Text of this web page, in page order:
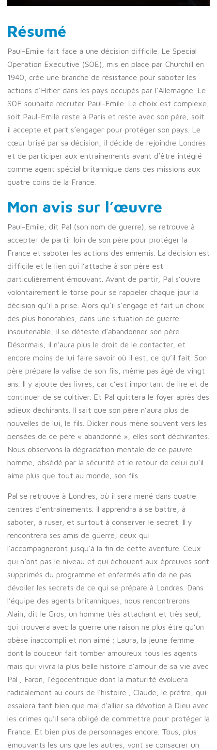
Résumé
Paul-Emile fait face à une décision difficile. Le Special
Operation Executive (SOE), mis en place par Churchill en
1940, crée une branche de résistance pour saboter les
actions d’Hitler dans les pays occupés par l’Allemagne. Le
SOE souhaite recruter Paul-Emile. Le choix est complexe,
soit Paul-Emile reste à Paris et reste avec son père, soit
il accepte et part s’engager pour protéger son pays. Le
cœur brisé par sa décision, il décide de rejoindre Londres
et de participer aux entrainements avant d’être intégré
comme agent spécial britannique dans des missions aux
quatre coins de la France.
Mon avis sur l’œuvre
Paul-Emile, dit Pal (son nom de guerre), se retrouve à
accepter de partir loin de son père pour protéger la
France et saboter les actions des ennemis. La décision est
difficile et le lien qui l’attache à son père est
particulièrement émouvant. Avant de partir, Pal s’ouvre
volontairement le torse pour se rappeler chaque jour la
décision qu’il a prise. Alors qu’il s’engage et fait un choix
des plus honorables, dans une situation de guerre
insoutenable, il se déteste d’abandonner son père.
Désormais, il n’aura plus le droit de le contacter, et
encore moins de lui faire savoir où il est, ce qu’il fait. Son
père prépare la valise de son fils, même pas âgé de vingt
ans. Il y ajoute des livres, car c’est important de lire et de
continuer de se cultiver. Et Pal quittera le foyer après des
adieux déchirants. Il sait que son père n’aura plus de
nouvelles de lui, le fils. Dicker nous mène souvent vers les
pensées de ce père « abandonné », elles sont déchirantes.
Nous observons la dégradation mentale de ce pauvre
homme, obsédé par la sécurité et le retour de celui qu’il
aime plus que tout au monde, son fils.
Pal se retrouve à Londres, où il sera mené dans quatre
centres d’entraînements. Il apprendra à se battre, à
saboter, à ruser, et surtout à conserver le secret. Il y
rencontrera ses amis de guerre, ceux qui
l’accompagneront jusqu’à la fin de cette aventure. Ceux
qui n’ont pas le niveau et qui échouent aux épreuves sont
supprimés du programme et enfermés afin de ne pas
dévoiler les secrets de ce qui se prépare à Londres. Dans
l’équipe des agents britanniques, nous rencontrerons
Alain, dit le Gros, un homme très attachant et très seul,
qui trouvera avec la guerre une raison ne plus être qu’un
obèse inaccompli et non aimé ; Laura, la jeune femme
dont la douceur fait tomber amoureux tous les agents
mais qui vivra la plus belle histoire d’amour de sa vie avec
Pal ; Faron, l’égocentrique dont la maturité évoluera
radicalement au cours de l’histoire ; Claude, le prêtre, qui
essaiera tant bien que mal d’allier sa dévotion à Dieu avec
les crimes qu’il sera obligé de commettre pour protéger la
France. Et bien plus de personnages encore. Tous, plus
émouvants les uns que les autres, vont se consacrer un